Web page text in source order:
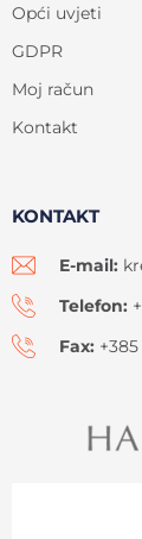
Opći uvjeti
GDPR
Moj račun
Kontakt
KONTAKT
E-mail:
Telefon:
Fax: